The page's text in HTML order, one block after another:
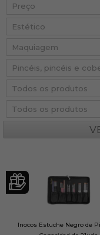
Preço
Inocos Estuche Negro de